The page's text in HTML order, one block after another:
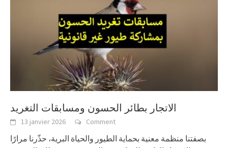
الاتجار بطائر الحسون ومسابقات التغريد
13 janvier 2026 Comment
بصفتنا منظمة معنية بحماية الطيور والحياة البرية، حذّرنا مرارًا